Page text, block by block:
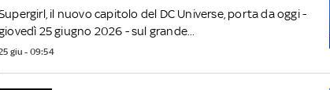
il nuovo capitolo del DC Universe, porta da oggi -
25 giugno 2026 - sul grande...
giu - 09:54